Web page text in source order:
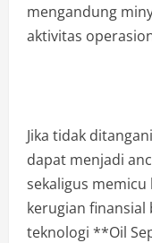
mengandung
aktivitas
Jika tidak
dapat menjadi
sekaligus
kerugian finansial
teknologi **Oil